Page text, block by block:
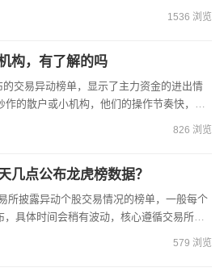
值四项指标触发：日涨跌幅偏离值达...
1536 浏览
构，有了解的吗
作的散户或小机构，他们的操作节奏快，波
操作更为稳健。（3）可以通过观察上...
826 浏览
几点公布龙虎榜数据？
，具体时间会稍有波动，核心遵循交易所的
：个股需满足特定异动条件才会...
579 浏览